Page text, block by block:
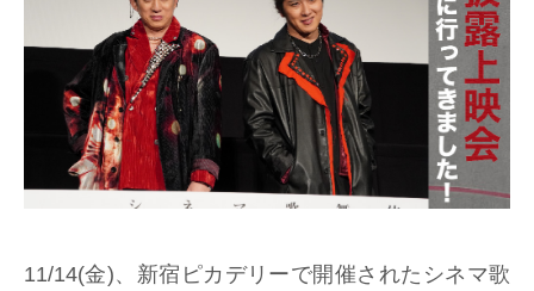
11/14(金)、新宿ピカデリーで開催されたシネマ歌